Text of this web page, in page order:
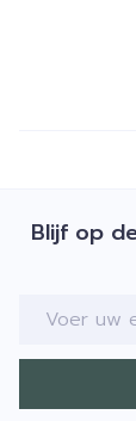
Blijf op
E-mail adres